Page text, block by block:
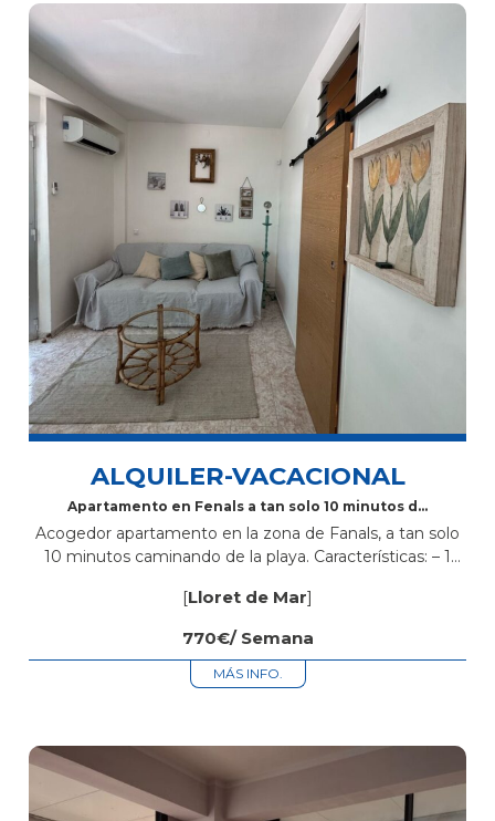
ALQUILER-VACACIONAL
Apartamento en Fenals a tan solo 10 minutos de
Acogedor apartamento en la zona de Fanals, a tan solo
10 minutos caminando de la playa. Características: – 1
– Cocina...
[Lloret de Mar]
770€/ Semana
MÁS INFO.